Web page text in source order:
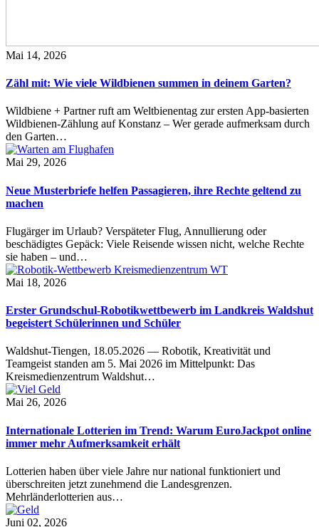
Mai 14, 2026
Zähl mit: Wie viele Wildbienen summen in deinem Garten?
Wildbiene + Partner ruft am Weltbienentag zur ersten App-basierten
Wildbienen-Zählung auf Konstanz – Wer gerade aufmerksam durch
den Garten…
Mai 29, 2026
Neue Musterbriefe helfen Passagieren, ihre Rechte geltend zu
machen
Flugärger im Urlaub? Verspäteter Flug, Annullierung oder
beschädigtes Gepäck: Viele Reisende wissen nicht, welche Rechte
sie haben – und…
Mai 18, 2026
Erster Grundschul-Robotikwettbewerb im Landkreis Waldshut
begeistert Schülerinnen und Schüler
Waldshut-Tiengen, 18.05.2026 — Robotik, Kreativität und
Teamgeist standen am 5. Mai 2026 im Mittelpunkt: Das
Kreismedienzentrum Waldshut…
Mai 26, 2026
Internationale Lotterien im Trend: Warum EuroJackpot online
immer mehr Aufmerksamkeit erhält
Lotterien haben über viele Jahre nur national funktioniert und
überschreiten jetzt zunehmend die Landesgrenzen.
Mehrländerlotterien aus…
Juni 02, 2026